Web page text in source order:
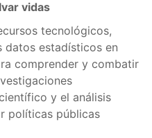
vidas
tecnológicos,
estadísticos en
comprender y combatir
y el análisis
políticas públicas